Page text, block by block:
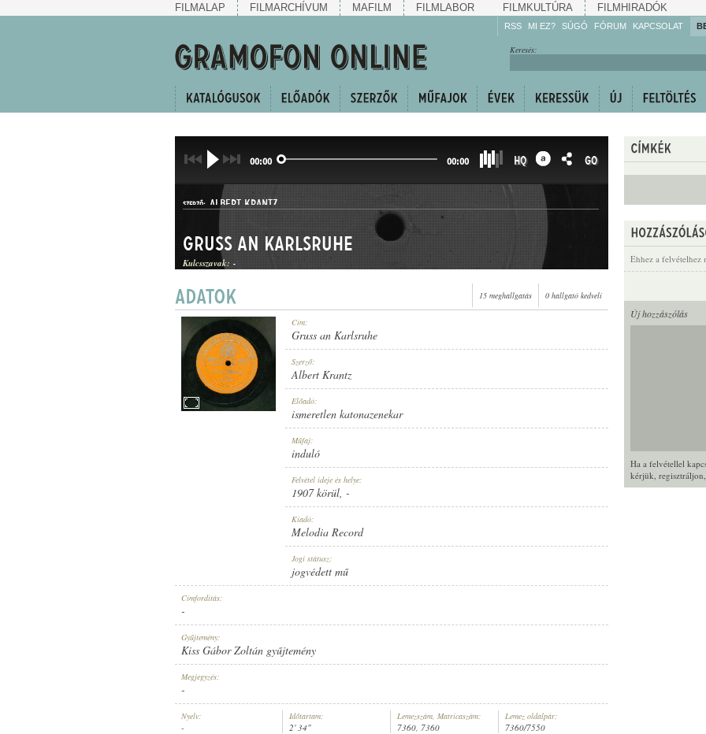
FILMALAP FILMARCHÍVUM MAFILM FILMLABOR FILMKULTÚRA FILMHIRADÓK
RSS MI EZ? SÚGÓ
Gyarapítsa!
FÓRUM KAPCSOLAT
Keresés:
Ehhez a felvételhez
Új hozzászólás
Ha a felvétellel
kérjük, regisztráljon
00:00 00:00 HQ GO
SZERZŐ: ALBERT KRANTZ
INDULÓ
LEMEZSZÁM:
Gruss an Karlsruhe
Kulcsszavak: -
15 meghallgatás 0 hallgató kedveli
Cím:
Gruss an Karlsruhe
Szerző:
Albert Krantz
Előadó:
ismeretlen katonazenekar
Műfaj:
induló
Felvétel ideje és helye:
1907 körül, -
Kiadó:
Melodia Record
Jogi státusz:
jogvédett mű
Címfordítás:
-
Gyűjtemény:
Kiss Gábor Zoltán gyűjtemény
Megjegyzés:
-
Nyelv:
-
Időtartam:
2' 34"
Lemezszám, Matricaszám:
7360, 7360
Lemez oldalpár:
7360/7550